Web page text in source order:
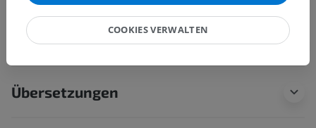
Vergleichende Anatomie bei Tieren
Übersetzungen
COOKIES VERWALTEN